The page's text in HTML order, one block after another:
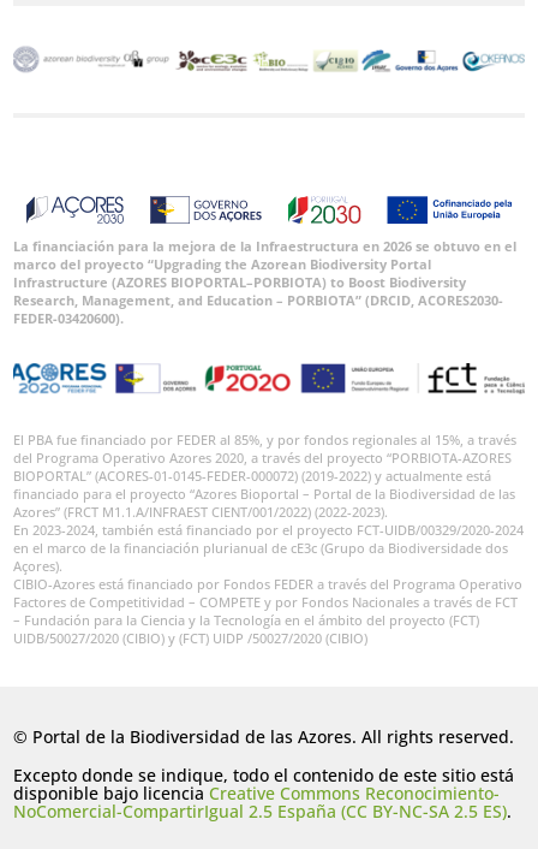
La financiación para la mejora de la Infraestructura en 2026 se obtuvo en el
marco del proyecto “Upgrading the Azorean Biodiversity Portal
Infrastructure (AZORES BIOPORTAL–PORBIOTA) to Boost Biodiversity
Research, Management, and Education – PORBIOTA” (DRCID, ACORES2030-
FEDER-03420600).
El PBA fue financiado por FEDER al 85%, y por fondos regionales al 15%, a través
del Programa Operativo Azores 2020, a través del proyecto “PORBIOTA-AZORES
BIOPORTAL” (ACORES-01-0145-FEDER-000072) (2019-2022) y actualmente está
financiado para el proyecto “Azores Bioportal – Portal de la Biodiversidad de las
Azores” (FRCT M1.1.A/INFRAEST CIENT/001/2022) (2022-2023).
En 2023-2024, también está financiado por el proyecto FCT-UIDB/00329/2020-2024
en el marco de la financiación plurianual de cE3c (Grupo da Biodiversidade dos
Açores).
CIBIO-Azores está financiado por Fondos FEDER a través del Programa Operativo
Factores de Competitividad – COMPETE y por Fondos Nacionales a través de FCT
– Fundación para la Ciencia y la Tecnología en el ámbito del proyecto (FCT)
UIDB/50027/2020 (CIBIO) y (FCT) UIDP /50027/2020 (CIBIO)
© Portal de la Biodiversidad de las Azores. All rights reserved.
Excepto donde se indique, todo el contenido de este sitio está
disponible bajo licenciaCreative Commons Reconocimiento-
NoComercial-CompartirIgual 2.5 España (CC BY-NC-SA 2.5 ES).